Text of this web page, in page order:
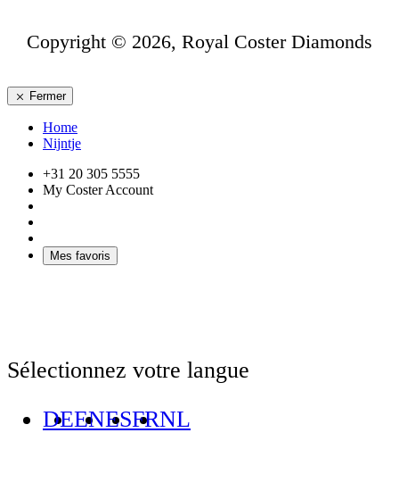
Copyright © 2026, Royal Coster Diamonds
Fermer
Home
Nijntje
+31 20 305 5555
My Coster Account
Mes favoris
Sélectionnez votre langue
DEENESFRNL